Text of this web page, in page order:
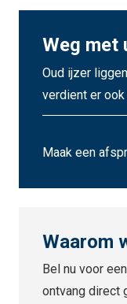
Weg met
Oud ijzer
verdient er ook
Maak een
Waarom
Bel nu voor
ontvang direct